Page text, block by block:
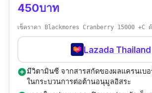
450บาท
เช็คราคา Blackmores Cranberry 15000 +C
Lazada Thailand
add_circleมีวิตามินซี จากสารสกัดของผลแครนเบ
ในกระบวนการต่อต้านอนุมูลอิสระ